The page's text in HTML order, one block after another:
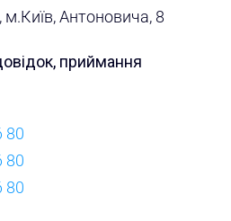
м.Київ, Антоновича, 8
приймання
80
80
80